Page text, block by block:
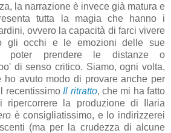
la narrazione è invece già matura e
tutta la magia che hanno i
ovvero la capacità di farci vivere
gli occhi e le emozioni delle sue
poter prendere le distanze o
di senso critico. Siamo, ogni volta,
ho avuto modo di provare anche per
recentissimo Il ritratto, che mi ha fatto
ripercorrere la produzione di Ilaria
è consigliatissimo, e lo indirizzerei
(ma per la crudezza di alcune